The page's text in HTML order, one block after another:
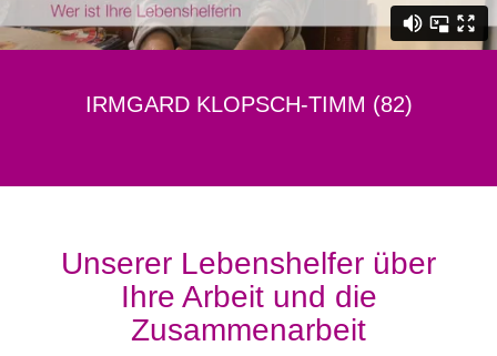
IRMGARD KLOPSCH-TIMM (82)
Unserer Lebenshelfer über
Ihre Arbeit und die
Zusammenarbeit